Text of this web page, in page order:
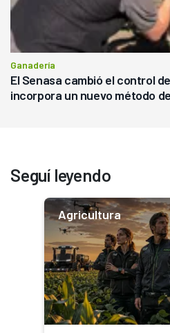
Ganadería
El Senasa cambió el control
incorpora un nuevo método
Seguí leyendo
Agricultura